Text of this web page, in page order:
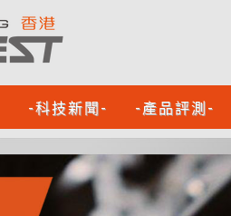
-科技新聞- -產品評測-